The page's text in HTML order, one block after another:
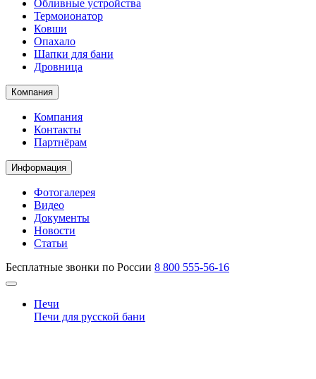
Обливные устройства
Термоионатор
Ковши
Опахало
Шапки для бани
Дровница
Компания
Компания
Контакты
Партнёрам
Информация
Фотогалерея
Видео
Документы
Новости
Статьи
Бесплатные звонки по России 8 800 555-56-16
Печи
Печи для русской бани